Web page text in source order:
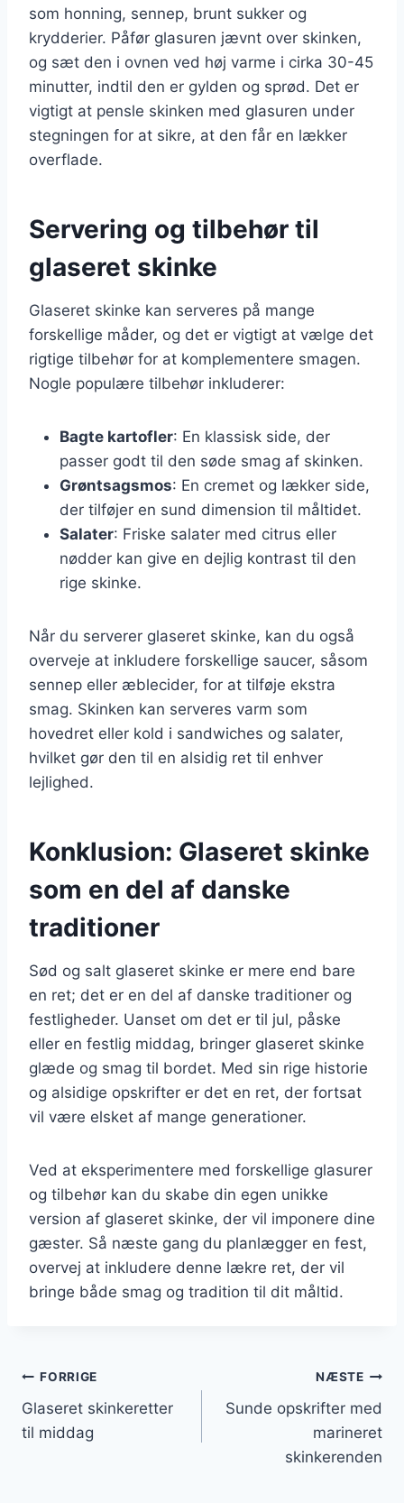
som honning, sennep, brunt sukker og
krydderier. Påfør glasuren jævnt over skinken,
og sæt den i ovnen ved høj varme i cirka 30-45
minutter, indtil den er gylden og sprød. Det er
vigtigt at pensle skinken med glasuren under
stegningen for at sikre, at den får en lækker
overflade.
Servering og tilbehør til
glaseret skinke
Glaseret skinke kan serveres på mange
forskellige måder, og det er vigtigt at vælge det
rigtige tilbehør for at komplementere smagen.
Nogle populære tilbehør inkluderer:
Bagte kartofler: En klassisk side, der
passer godt til den søde smag af skinken.
Grøntsagsmos: En cremet og lækker side,
der tilføjer en sund dimension til måltidet.
Salater: Friske salater med citrus eller
nødder kan give en dejlig kontrast til den
rige skinke.
Når du serverer glaseret skinke, kan du også
overveje at inkludere forskellige saucer, såsom
sennep eller æblecider, for at tilføje ekstra
smag. Skinken kan serveres varm som
hovedret eller kold i sandwiches og salater,
hvilket gør den til en alsidig ret til enhver
lejlighed.
Konklusion: Glaseret skinke
som en del af danske
traditioner
Sød og salt glaseret skinke er mere end bare
en ret; det er en del af danske traditioner og
festligheder. Uanset om det er til jul, påske
eller en festlig middag, bringer glaseret skinke
glæde og smag til bordet. Med sin rige historie
og alsidige opskrifter er det en ret, der fortsat
vil være elsket af mange generationer.
Ved at eksperimentere med forskellige glasurer
og tilbehør kan du skabe din egen unikke
version af glaseret skinke, der vil imponere dine
gæster. Så næste gang du planlægger en fest,
overvej at inkludere denne lækre ret, der vil
bringe både smag og tradition til dit måltid.
Indlægsnavigation
FORRIGE
Glaseret skinkeretter
til middag
NÆSTE
Sunde opskrifter med
marineret
skinkerenden